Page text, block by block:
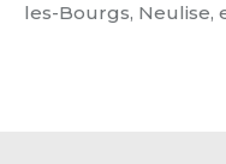
les-Bourgs, Neulise,